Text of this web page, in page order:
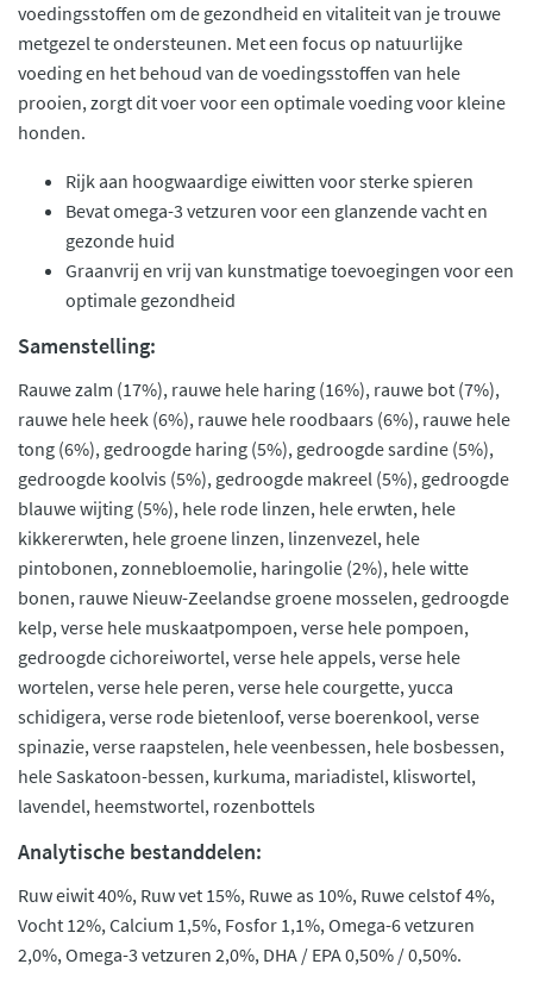
voedingsstoffen om de gezondheid en vitaliteit van je trouwe
metgezel te ondersteunen. Met een focus op natuurlijke
voeding en het behoud van de voedingsstoffen van hele
prooien, zorgt dit voer voor een optimale voeding voor kleine
honden.
Rijk aan hoogwaardige eiwitten voor sterke spieren
Bevat omega-3 vetzuren voor een glanzende vacht en
gezonde huid
Graanvrij en vrij van kunstmatige toevoegingen voor een
optimale gezondheid
Samenstelling:
Rauwe zalm (17%), rauwe hele haring (16%), rauwe bot (7%),
rauwe hele heek (6%), rauwe hele roodbaars (6%), rauwe hele
tong (6%), gedroogde haring (5%), gedroogde sardine (5%),
gedroogde koolvis (5%), gedroogde makreel (5%), gedroogde
blauwe wijting (5%), hele rode linzen, hele erwten, hele
kikkererwten, hele groene linzen, linzenvezel, hele
pintobonen, zonnebloemolie, haringolie (2%), hele witte
bonen, rauwe Nieuw-Zeelandse groene mosselen, gedroogde
kelp, verse hele muskaatpompoen, verse hele pompoen,
gedroogde cichoreiwortel, verse hele appels, verse hele
wortelen, verse hele peren, verse hele courgette, yucca
schidigera, verse rode bietenloof, verse boerenkool, verse
spinazie, verse raapstelen, hele veenbessen, hele bosbessen,
hele Saskatoon-bessen, kurkuma, mariadistel, kliswortel,
lavendel, heemstwortel, rozenbottels
Analytische bestanddelen:
Ruw eiwit 40%, Ruw vet 15%, Ruwe as 10%, Ruwe celstof 4%,
Vocht 12%, Calcium 1,5%, Fosfor 1,1%, Omega-6 vetzuren
2,0%, Omega-3 vetzuren 2,0%, DHA / EPA 0,50% / 0,50%.